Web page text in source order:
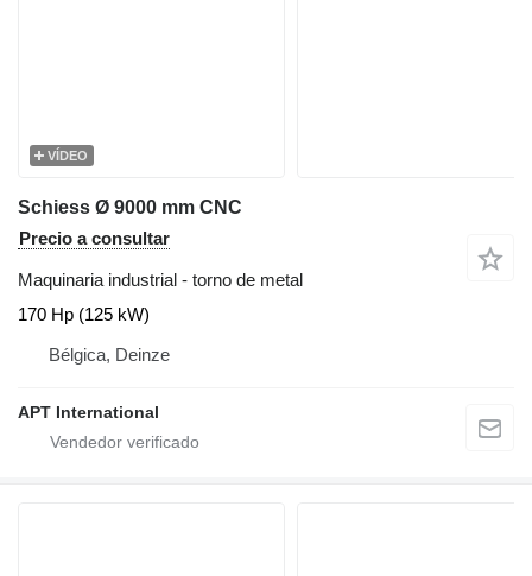
VÍDEO
Schiess Ø 9000 mm CNC
Precio a consultar
Maquinaria industrial - torno de metal
170 Hp (125 kW)
Bélgica, Deinze
APT International